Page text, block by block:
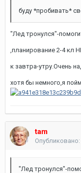
буду *пробивать*
"Лед тронулся"-
,планирование 2-4 кл
к завтра-утру.Очень
хотя бы немного,я
tam
Опубликовано:
"Лед тронулся"-